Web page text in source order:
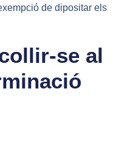
de dipositar els
se al